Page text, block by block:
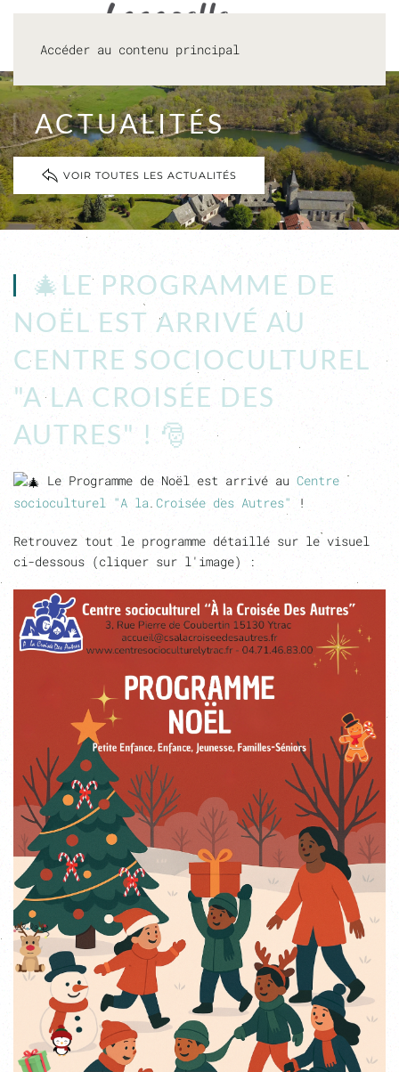
Accéder au contenu principal
ACTUALITÉS
VOIR TOUTES LES ACTUALITÉS
🎄LE PROGRAMME DE
NOËL EST ARRIVÉ AU
CENTRE SOCIOCULTUREL
"A LA CROISÉE DES
AUTRES" ! 🎅
Le Programme de Noël est arrivé au Centre
socioculturel "A la Croisée des Autres"
!
Retrouvez tout le programme détaillé sur le visuel
ci-dessous (cliquer sur l'image) :